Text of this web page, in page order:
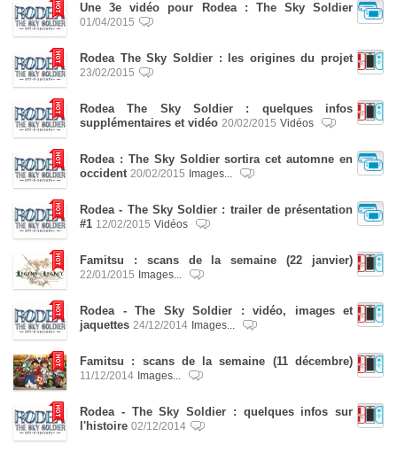
Une 3e vidéo pour Rodea : The Sky Soldier
01/04/2015
Rodea The Sky Soldier : les origines du projet
23/02/2015
Rodea The Sky Soldier : quelques infos
supplémentaires et vidéo 20/02/2015 Vidéos
Rodea : The Sky Soldier sortira cet automne en
occident 20/02/2015 Images...
Rodea - The Sky Soldier : trailer de présentation
#1 12/02/2015 Vidéos
Famitsu : scans de la semaine (22 janvier)
22/01/2015 Images...
Rodea - The Sky Soldier : vidéo, images et
jaquettes 24/12/2014 Images...
Famitsu : scans de la semaine (11 décembre)
11/12/2014 Images...
Rodea - The Sky Soldier : quelques infos sur
l'histoire 02/12/2014